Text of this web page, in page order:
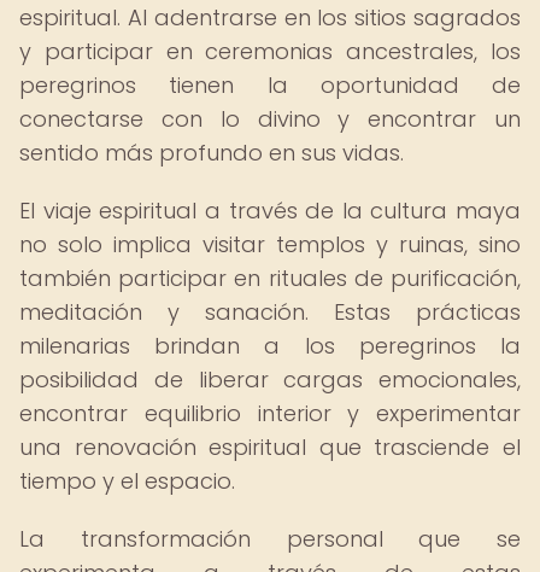
espiritual. Al adentrarse en los sitios sagrados
y participar en ceremonias ancestrales, los
peregrinos tienen la oportunidad de
conectarse con lo divino y encontrar un
sentido más profundo en sus vidas.
El viaje espiritual a través de la cultura maya
no solo implica visitar templos y ruinas, sino
también participar en rituales de purificación,
meditación y sanación. Estas prácticas
milenarias brindan a los peregrinos la
posibilidad de liberar cargas emocionales,
encontrar equilibrio interior y experimentar
una renovación espiritual que trasciende el
tiempo y el espacio.
La transformación personal que se